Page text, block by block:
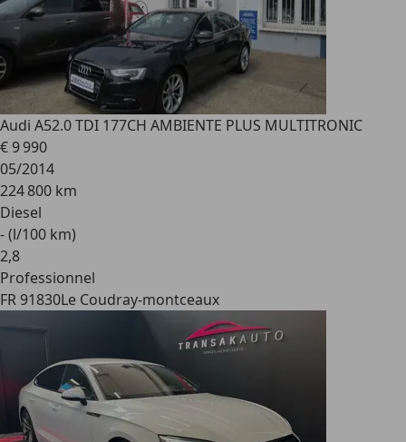
Audi A52.0 TDI 177CH AMBIENTE PLUS MULTITRONIC
€ 9 990
05/2014
224 800 km
Diesel
- (l/100 km)
2,8
Professionnel
FR 91830Le Coudray-montceaux